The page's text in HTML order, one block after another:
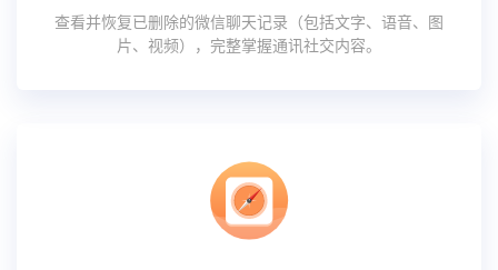
查看并恢复已删除的微信聊天记录（包括文字、语音、图
片、视频），完整掌握通讯社交内容。